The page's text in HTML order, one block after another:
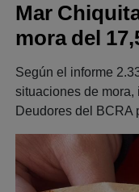
Mar
mora del
Según el informe
situaciones de mora,
Deudores del BCRA